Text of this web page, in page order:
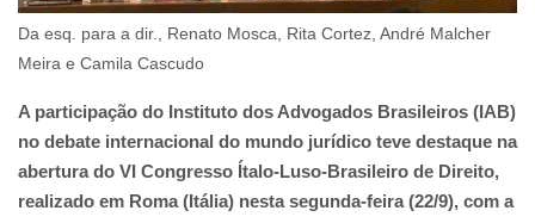
Da esq. para a dir., Renato Mosca, Rita Cortez, André Malcher
Meira e Camila Cascudo
A participação do Instituto dos Advogados Brasileiros (IAB)
no debate internacional do mundo jurídico teve destaque na
abertura do VI Congresso Ítalo-Luso-Brasileiro de Direito,
realizado em Roma (Itália) nesta segunda-feira (22/9), com a